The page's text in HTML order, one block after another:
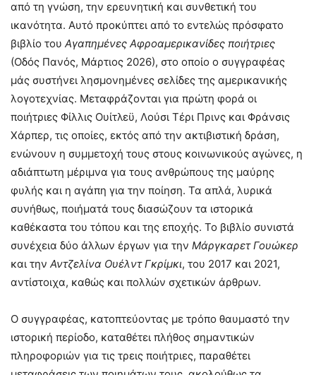
από τη γνώση, την ερευνητική και συνθετική του
ικανότητα. Αυτό προκύπτει από το εντελώς πρόσφατο
βιβλίο του Αγαπημένες Αφροαμερικανίδες ποιήτριες
(Οδός Πανός, Μάρτιος 2026), στο οποίο ο συγγραφέας
μάς συστήνει λησμονημένες σελίδες της αμερικανικής
λογοτεχνίας. Μεταφράζονται για πρώτη φορά οι
ποιήτριες Φίλλις Ουίτλεϋ, Λούσι Τέρι Πρινς και Φράνσις
Χάρπερ, τις οποίες, εκτός από την ακτιβιστική δράση,
ενώνουν η συμμετοχή τους στους κοινωνικούς αγώνες, η
αδιάπτωτη μέριμνα για τους ανθρώπους της μαύρης
φυλής και η αγάπη για την ποίηση. Τα απλά, λυρικά
συνήθως, ποιήματά τους διασώζουν τα ιστορικά
καθέκαστα του τόπου και της εποχής. Το βιβλίο συνιστά
συνέχεια δύο άλλων έργων για την Μάργκαρετ Γουώκερ
και την Αντζελίνα Ουέλντ Γκρίμκι, του 2017 και 2021,
αντίστοιχα, καθώς και πολλών σχετικών άρθρων.
Ο συγγραφέας, κατοπτεύοντας με τρόπο θαυμαστό την
ιστορική περίοδο, καταθέτει πλήθος σημαντικών
πληροφοριών για τις τρεις ποιήτριες, παραθέτει